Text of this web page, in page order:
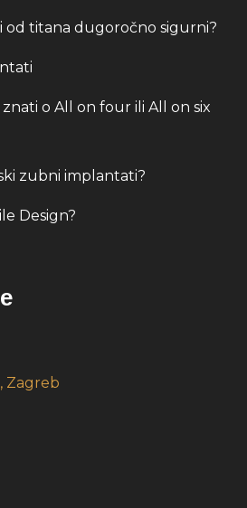
od titana dugoročno sigurni?
o All on four ili All on six
zubni implantati?
Design?
Zagreb